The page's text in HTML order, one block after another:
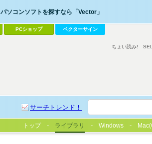
パソコンソフトを探すなら「Vector」
PCショップ ベクターサイン
サーチトレンド！
ちょい読み!
トップ ライブラリ Windows